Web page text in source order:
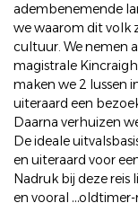
adembenemende
we waarom dit volk
cultuur. We nemen
magistrale
maken we 2 lussen
uiteraard een
Daarna verhuizen
De ideale
en uiteraard voor
Nadruk bij deze
en vooral …oldtimer-